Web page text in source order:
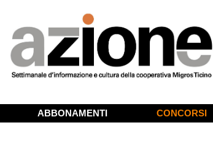
ABBONAMENTI CONCORSI